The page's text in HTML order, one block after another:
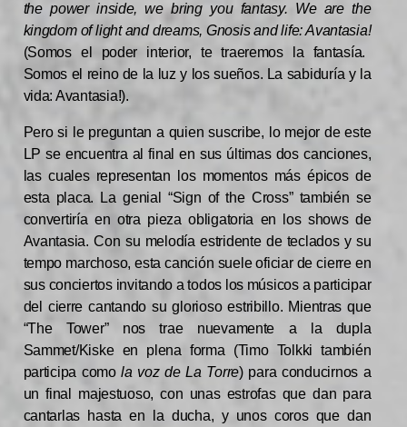
the power inside, we bring you fantasy. We are the
kingdom of light and dreams, Gnosis and life: Avantasia!
(Somos el poder interior, te traeremos la fantasía.
Somos el reino de la luz y los sueños. La sabiduría y la
vida: Avantasia!).
Pero si le preguntan a quien suscribe, lo mejor de este
LP se encuentra al final en sus últimas dos canciones,
las cuales representan los momentos más épicos de
esta placa. La genial “Sign of the Cross” también se
convertiría en otra pieza obligatoria en los shows de
Avantasia. Con su melodía estridente de teclados y su
tempo marchoso, esta canción suele oficiar de cierre en
sus conciertos invitando a todos los músicos a participar
del cierre cantando su glorioso estribillo. Mientras que
“The Tower” nos trae nuevamente a la dupla
Sammet/Kiske en plena forma (Timo Tolkki también
participa comola voz de La Torre) para conducirnos a
un final majestuoso, con unas estrofas que dan para
cantarlas hasta en la ducha, y unos coros que dan